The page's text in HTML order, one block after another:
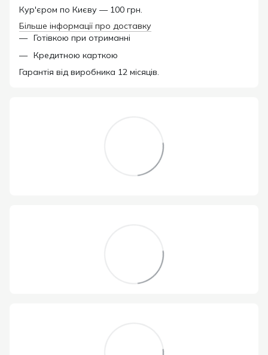
Кур'єром по Києву — 100 грн.
Більше інформації про доставку
Готівкою при отриманні
Кредитною карткою
Гарантія від виробника 12 місяців.